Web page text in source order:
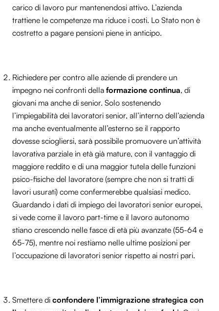
carico di lavoro pur mantenendosi attivo. L’azienda
trattiene le competenze ma riduce i costi. Lo Stato non è
costretto a pagare pensioni piene in anticipo.
Richiedere per contro alle aziende di prendere un
impegno nei confronti della formazione continua, di
giovani ma anche di senior. Solo sostenendo
l’impiegabilità dei lavoratori senior, all’interno dell’azienda
ma anche eventualmente all’esterno se il rapporto
dovesse sciogliersi, sarà possibile promuovere un’attività
lavorativa parziale in età già mature, con il vantaggio di
maggiore reddito e di una maggior tutela delle funzioni
psico-fisiche del lavoratore (sempre che non si tratti di
lavori usurati) come confermerebbe qualsiasi medico.
Guardando i dati di impiego dei lavoratori senior europei,
si vede come il lavoro part-time e il lavoro autonomo
stiano crescendo nelle fasce di età più avanzate (55-64 e
65-75), mentre noi restiamo nelle ultime posizioni per
l’occupazione di lavoratori senior rispetto ai nostri pari.
Smettere di confondere l’immigrazione strategica con